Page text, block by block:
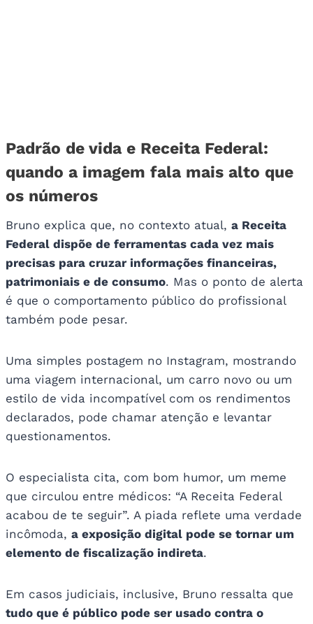
Padrão de vida e Receita Federal:
quando a imagem fala mais alto que
os números
Bruno explica que, no contexto atual, a Receita
Federal dispõe de ferramentas cada vez mais
precisas para cruzar informações financeiras,
patrimoniais e de consumo. Mas o ponto de alerta
é que o comportamento público do profissional
também pode pesar.
Uma simples postagem no Instagram, mostrando
uma viagem internacional, um carro novo ou um
estilo de vida incompatível com os rendimentos
declarados, pode chamar atenção e levantar
questionamentos.
O especialista cita, com bom humor, um meme
que circulou entre médicos: “A Receita Federal
acabou de te seguir”. A piada reflete uma verdade
incômoda, a exposição digital pode se tornar um
elemento de fiscalização indireta.
Em casos judiciais, inclusive, Bruno ressalta que
tudo que é público pode ser usado contra o